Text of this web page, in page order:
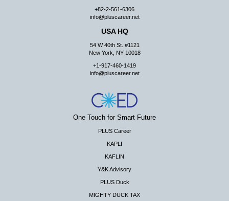
+82-2-561-6306
info@pluscareer.net
USA HQ
54 W 40th St. #1121
New York, NY 10018
+1-917-460-1419
info@pluscareer.net
One Touch for Smart Future
PLUS Career
KAPLI
KAFLIN
Y&K Advisory
PLUS Duck
MIGHTY DUCK TAX